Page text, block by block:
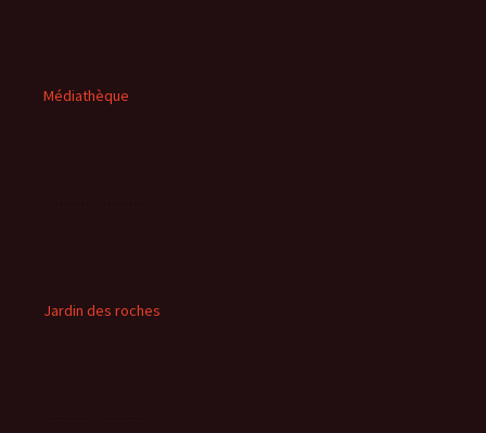
Médiathèque
Jardin des roches